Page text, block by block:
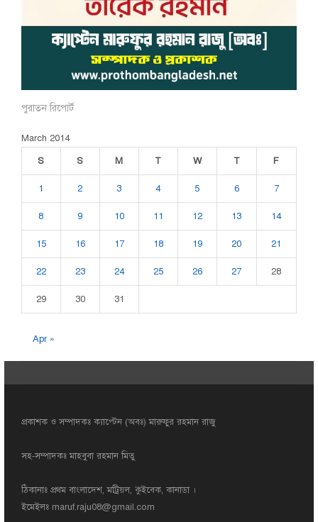
পুরাতন রিপোর্ট
March 2014
S
S M T W T F
1 2 3 4 5 6 7
8 9 10 11 12 13 14
15 16 17 18 19 20 21
22 23 24 25 26 27 28
29 30 31
Apr »
প্রকাশক ও সম্পাদকঃ ক্যাপ্টেন (অবঃ) মারুফুর রহমান রাজু
সহ-সম্পাদকঃ মাহবুবা রহমান মিতু
ঠিকানাঃ প্রথম বাংলাদেশ, মট্রিয়ল, কুইবেক, কানাডা ।
ইমেইলঃ maruf.raju08@gmail.com